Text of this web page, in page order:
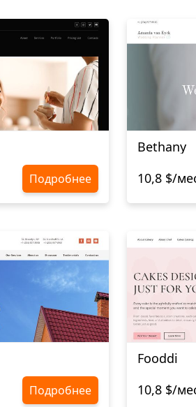
Подробнее
Bethany
10,8 $/
Подробнее
Fooddi
10,8 $/